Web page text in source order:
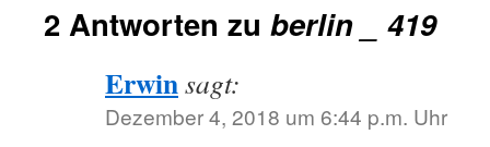
2 Antworten zu berlin _ 419
Erwinsagt:
Dezember 4, 2018 um 6:44 p.m. Uhr